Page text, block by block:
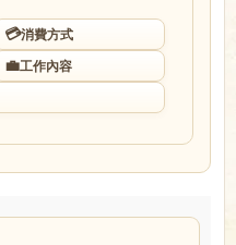
💳消費方式
💼工作內容